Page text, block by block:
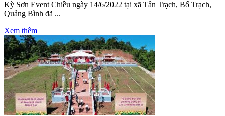
Kỳ Sơn Event Chiều ngày 14/6/2022 tại xã Tân Trạch, Bố Trạch,
Quảng Bình đã ...
Xem thêm